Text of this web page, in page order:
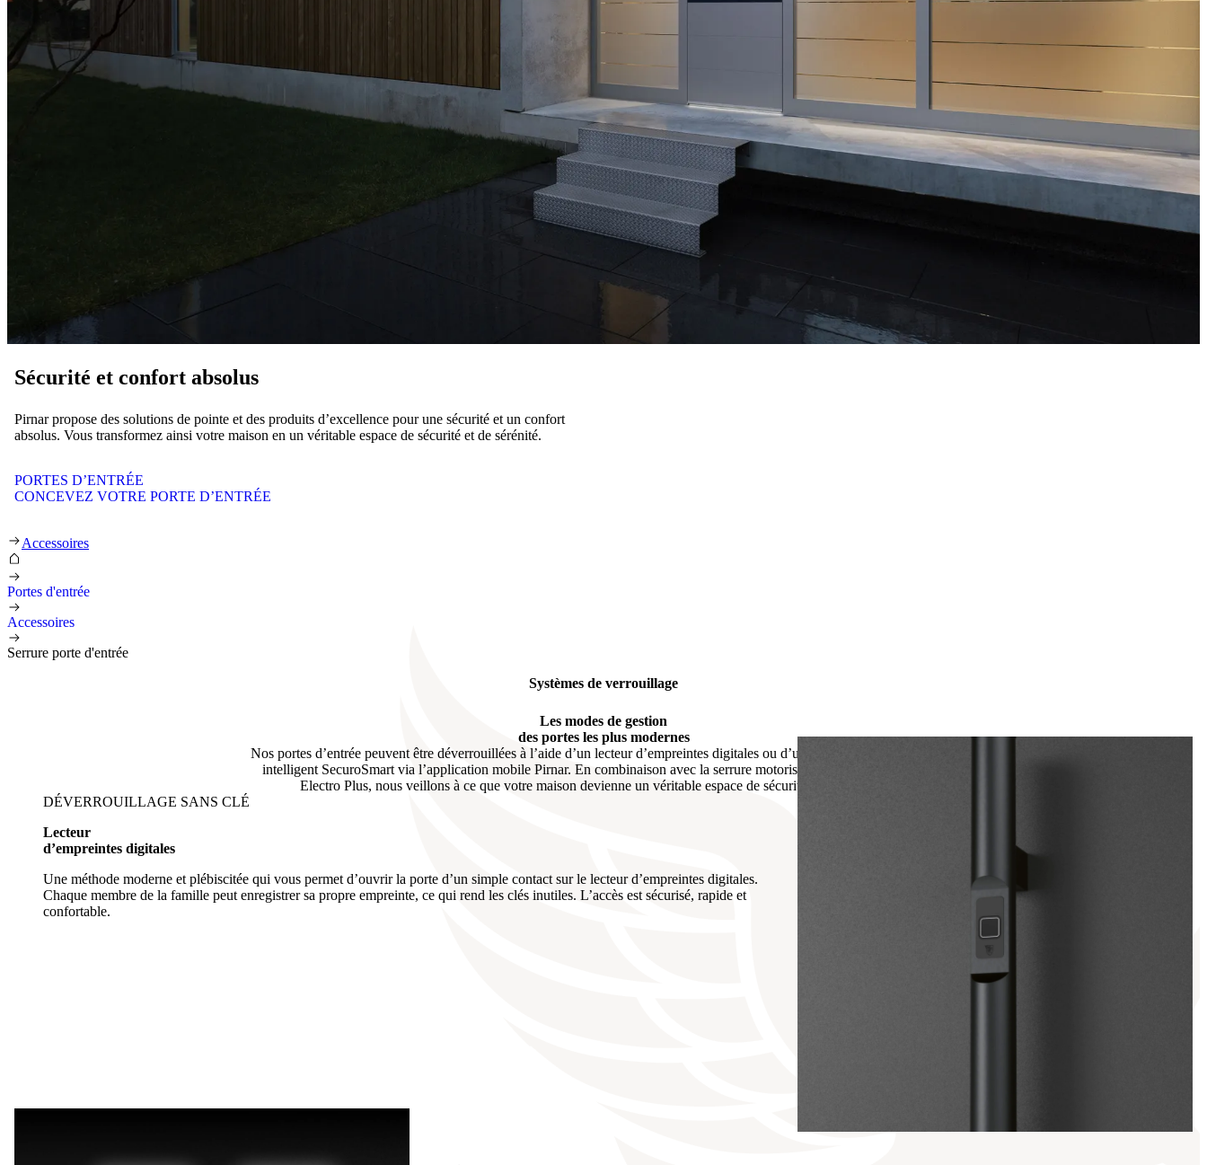
Sécurité et confort absolus
Pirnar propose des solutions de pointe et des produits d’excellence pour une sécurité et un confort
absolus. Vous transformez ainsi votre maison en un véritable espace de sécurité et de sérénité.
PORTES D’ENTRÉE
CONCEVEZ VOTRE PORTE D’ENTRÉE
Serrure porte d'entrée
Accessoires
Portes d'entrée
Accessoires
Serrure porte d'entrée
Systèmes de verrouillage
Les modes de gestion
des portes les plus modernes
Nos portes d’entrée peuvent être déverrouillées à l’aide d’un lecteur d’empreintes digitales ou d’un clavier associé au système
intelligent SecuroSmart via l’application mobile Pirnar. En combinaison avec la serrure motorisée 3 points Armo Comfort
Electro Plus, nous veillons à ce que votre maison devienne un véritable espace de sécurité et de tranquillité.
DÉVERROUILLAGE SANS CLÉ
Lecteur
d’empreintes digitales
Une méthode moderne et plébiscitée qui vous permet d’ouvrir la porte d’un simple contact sur le lecteur d’empreintes digitales.
Chaque membre de la famille peut enregistrer sa propre empreinte, ce qui rend les clés inutiles. L’accès est sécurisé, rapide et
confortable.